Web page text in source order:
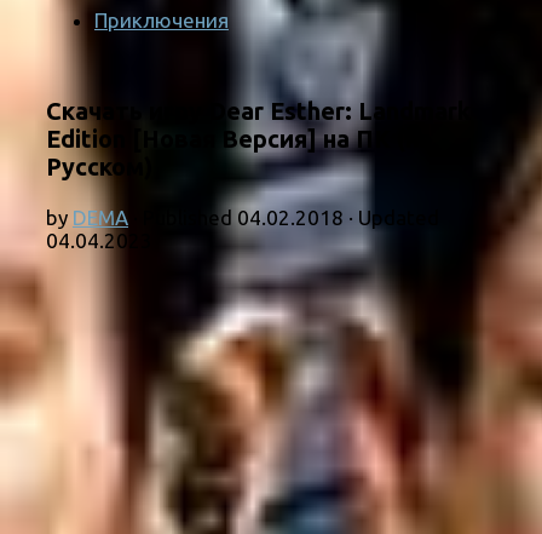
Приключения
Скачать игру Dear Esther: Landmark
Edition [Новая Версия] на ПК (на
Русском)
by DEMA · Published 04.02.2018 · Updated
04.04.2023